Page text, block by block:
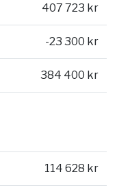
407 723 kr
-23 300 kr
384 400 kr
114 628 kr